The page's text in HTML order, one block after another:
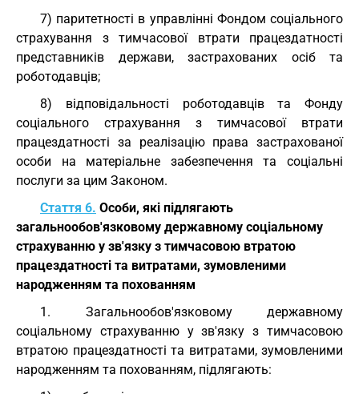
7) паритетності в управлінні Фондом соціального
страхування з тимчасової втрати працездатності
представників держави, застрахованих осіб та
роботодавців;
8) відповідальності роботодавців та Фонду
соціального страхування з тимчасової втрати
працездатності за реалізацію права застрахованої
особи на матеріальне забезпечення та соціальні
послуги за цим Законом.
Стаття 6. Особи, які підлягають
загальнообов'язковому державному соціальному
страхуванню у зв'язку з тимчасовою втратою
працездатності та витратами, зумовленими
народженням та похованням
1. Загальнообов'язковому державному
соціальному страхуванню у зв'язку з тимчасовою
втратою працездатності та витратами, зумовленими
народженням та похованням, підлягають: